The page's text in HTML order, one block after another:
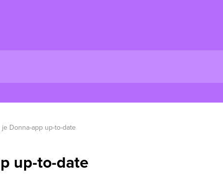
je Donna-app up-to-date
up-to-date